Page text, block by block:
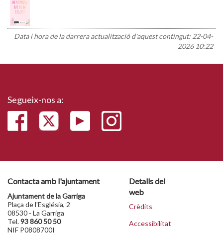
Data i hora de la darrera actualització d'aquest contingut: 22-04-
2026 10:22
Segueix-nos a:
Contacta amb l'ajuntament
Ajuntament de la Garriga
Plaça de l'Església, 2
08530 - La Garriga
Tel.93 860 50 50
NIF P0808700I
Detalls del
web
Crèdits
Accessibilitat